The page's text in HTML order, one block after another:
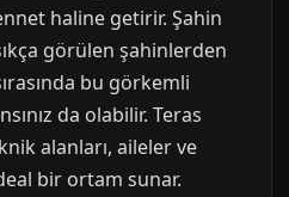
haline getirir. Şahin
görülen şahinlerden
bu görkemli
da olabilir. Teras
alanları, aileler ve
bir ortam sunar.